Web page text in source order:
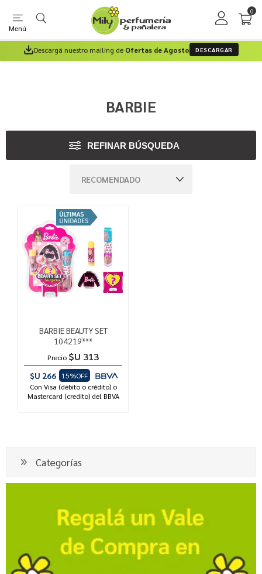
Menú
0
Descargá nuestro mailing de Ofertas de Agosto DESCARGAR
BARBIE
REFINAR BÚSQUEDA
BARBIE BEAUTY SET
104219***
Precio $U 313
$U 266
15%OFF
Con Visa (débito o crédito) o
Mastercard (credito) del BBVA
Categorías